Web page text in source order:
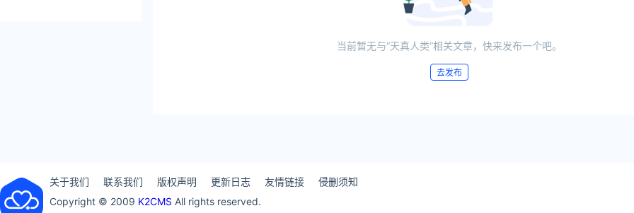
当前暂无与“天真人类”相关文章，快来发布一个吧。
去发布
关于我们 联系我们 版权声明 更新日志 友情链接
侵删须知
Copyright © 2009 K2CMS All rights reserved.